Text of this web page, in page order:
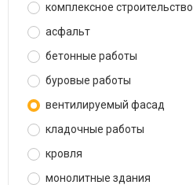
комплексное строительство
асфальт
бетонные работы
буровые работы
вентилируемый фасад
кладочные работы
кровля
монолитные здания